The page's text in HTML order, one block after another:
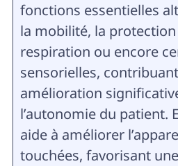
fonctions essentielles
la mobilité, la
respiration ou encore
sensorielles,
amélioration
l’autonomie du patient.
aide à améliorer
touchées, favorisant